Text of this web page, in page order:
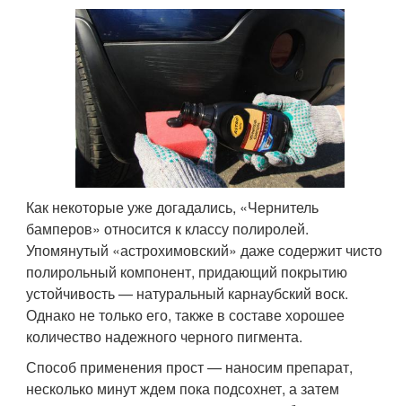
Как некоторые уже догадались, «Чернитель
бамперов» относится к классу полиролей.
Упомянутый «астрохимовский» даже содержит чисто
полирольный компонент, придающий покрытию
устойчивость — натуральный карнаубский воск.
Однако не только его, также в составе хорошее
количество надежного черного пигмента.
Способ применения прост — наносим препарат,
несколько минут ждем пока подсохнет, а затем